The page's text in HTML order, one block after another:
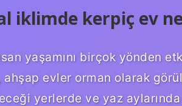
iklimde kerpiç ev
yaşamını birçok yönden
ahşap evler orman olarak
yerlerde ve yaz